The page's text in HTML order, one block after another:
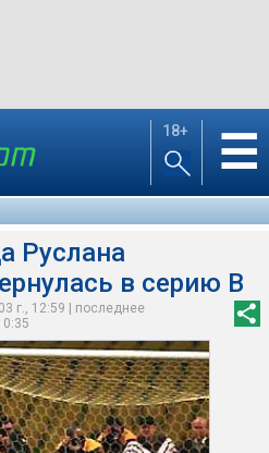
18+ ☰
Руслана
в серию В
г., 12:59 | последнее